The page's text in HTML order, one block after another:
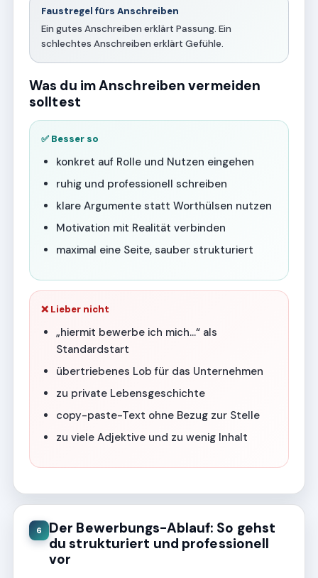
Faustregel fürs Anschreiben
Ein gutes Anschreiben erklärt Passung. Ein
schlechtes Anschreiben erklärt Gefühle.
Was du im Anschreiben vermeiden
solltest
✅ Besser so
konkret auf Rolle und Nutzen eingehen
ruhig und professionell schreiben
klare Argumente statt Worthülsen nutzen
Motivation mit Realität verbinden
maximal eine Seite, sauber strukturiert
❌ Lieber nicht
„hiermit bewerbe ich mich…“ als
Standardstart
übertriebenes Lob für das Unternehmen
zu private Lebensgeschichte
copy-paste-Text ohne Bezug zur Stelle
zu viele Adjektive und zu wenig Inhalt
6
Der Bewerbungs-Ablauf: So gehst
du strukturiert und professionell
vor